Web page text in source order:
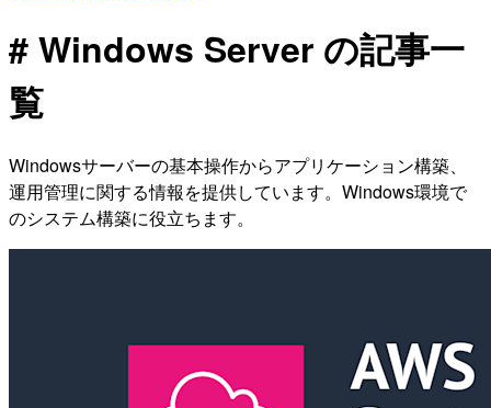
# Windows Server の記事一
覧
Windowsサーバーの基本操作からアプリケーション構築、
運用管理に関する情報を提供しています。Windows環境で
のシステム構築に役立ちます。